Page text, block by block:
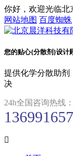
你好，欢迎光临北
网站地图 百度蜘蛛
您的贴心{分散剂}设计
提供化学分散助剂
决
24h全国咨询热线：
